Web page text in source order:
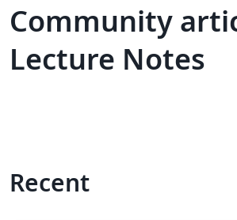
Community
Lecture Notes
Recent